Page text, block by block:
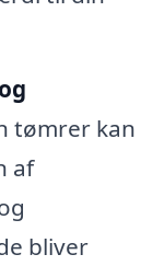
tømrer kan
af
bliver